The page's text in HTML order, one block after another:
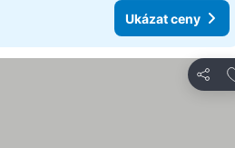
Ukázat ceny
Sdílet